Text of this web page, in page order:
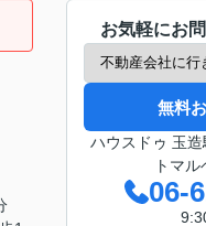
お気軽にお
無料
ハウスドゥ 玉
トマ
06-